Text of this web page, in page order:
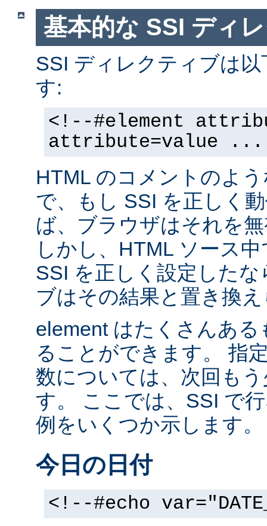
基本的な SSI ディ
SSI ディレクティブは
す:
<!--#element
attribute=value
HTML のコメントのよ
で、もし SSI を正しく
ば、ブラウザはそれを
しかし、HTML ソース
SSI を正しく設定した
ブはその結果と置き換
element はたくさんあ
ることができます。 指
数については、次回も
す。 ここでは、SSI で
例をいくつか示します。
今日の日付
<!--#echo